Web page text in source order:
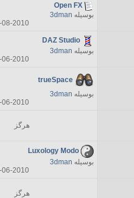
Open FX
بوسیله 3dman
08-2010
DAZ Studio
بوسیله 3dman
06-2010
trueSpace
بوسیله 3dman
06-2010
هرگز
Luxology Modo
بوسیله 3dman
06-2010
هرگز